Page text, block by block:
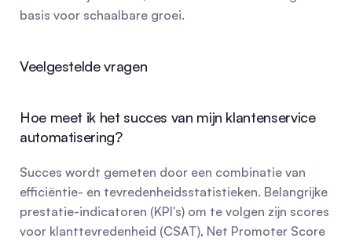
basis voor schaalbare groei.
Veelgestelde vragen
Hoe meet ik het succes van mijn klantenservice
automatisering?
Succes wordt gemeten door een combinatie van
efficiëntie- en tevredenheidsstatistieken. Belangrijke
prestatie-indicatoren (KPI's) om te volgen zijn scores
voor klanttevredenheid (CSAT), Net Promoter Score